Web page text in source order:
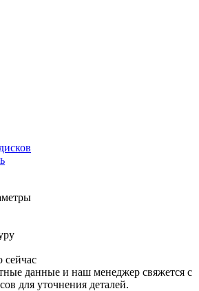
сейчас
данные и наш менеджер свяжется с
для уточнения деталей.